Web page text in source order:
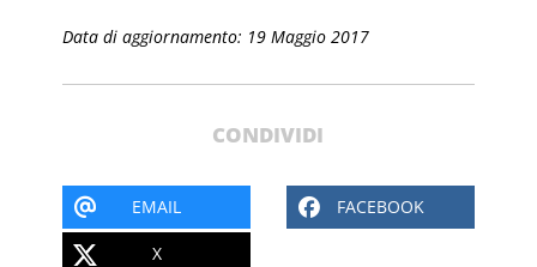
Data di aggiornamento: 19 Maggio 2017
CONDIVIDI
EMAIL FACEBOOK
X